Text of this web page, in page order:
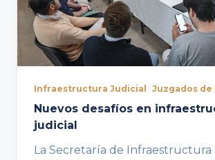
Infraestructura Judicial Juzgados de
Nuevos desafíos en
judicial
La Secretaría de Infraestructura